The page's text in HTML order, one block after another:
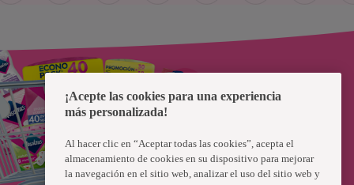
¡Acepte las cookies para una experiencia
más personalizada!
Al hacer clic en “Aceptar todas las cookies”, acepta el
almacenamiento de cookies en su dispositivo para mejorar
la navegación en el sitio web, analizar el uso del sitio web y